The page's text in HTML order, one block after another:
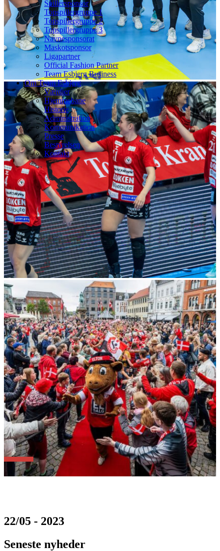
Spillersponsor
Topspillergruppe 1
Topspillergruppe 2
Topspillergruppe 3
Navnesponsorat
Maskotsponsor
Ligapartner
Official Fashion Partner
Team Esbjerg Business
Om Team Esbjerg
Værdier
Hjemmebane
Historie
Administration
Kommunikation
Presse
Bestyrelsen
Kontakt
22/05 - 2023
Seneste nyheder